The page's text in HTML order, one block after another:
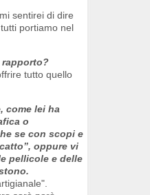
sentirei di dire
portiamo nel
rapporto?
tutto quello
come lei ha
o
se con scopi e
oppure vi
pellicole e delle